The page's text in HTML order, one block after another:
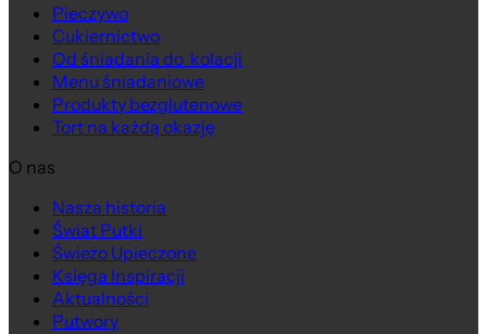
Pieczywo
Cukiernictwo
Od śniadania do kolacji
Menu śniadaniowe
Produkty bezglutenowe
Tort na każdą okazję
O nas
Nasza historia
Świat Putki
Świeżo Upieczone
Księga Inspiracji
Aktualności
Putwory